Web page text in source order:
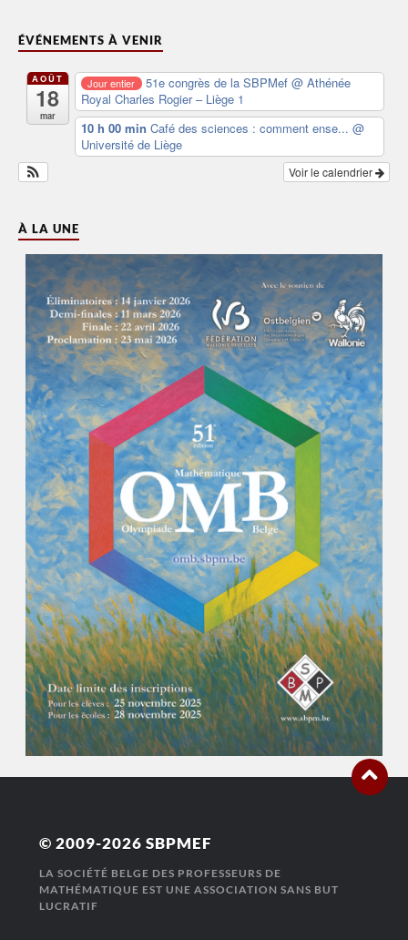
ÉVÉNEMENTS À VENIR
AOÛT
18
mar
Jour entier 51e congrès de la SBPMef@ Athénée
Royal Charles Rogier – Liège 1
10 h 00 min Café des sciences : comment ense... @
Université de Liège
Voir le calendrier
À LA UNE
© 2009-2026 SBPMEF
LA SOCIÉTÉ BELGE DES PROFESSEURS DE
MATHÉMATIQUE EST UNE ASSOCIATION SANS BUT
LUCRATIF